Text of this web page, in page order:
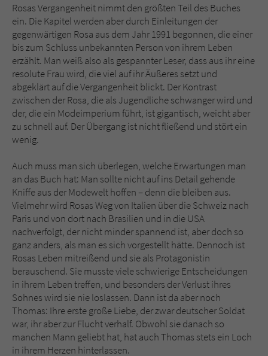
Rosas Vergangenheit nimmt den größten Teil des Buches
ein. Die Kapitel werden aber durch Einleitungen der
gegenwärtigen Rosa aus dem Jahr 1991 begonnen, die einer
bis zum Schluss unbekannten Person von ihrem Leben
erzählt. Man weiß also als gespannter Leser, dass aus ihr eine
resolute Frau wird, die viel auf ihr Äußeres setzt und
abgeklärt auf die Vergangenheit blickt. Der Kontrast
zwischen der Rosa, die als Jugendliche schwanger wird und
der, die ein Modeimperium führt, ist gigantisch, weicht aber
zu schnell auf. Der Übergang ist nicht fließend und stört ein
wenig.
Auch muss man sich überlegen, welche Erwartungen man
an das Buch hat: Man sollte nicht auf ins Detail gehende
Kniffe aus der Modewelt hoffen – denn die bleiben aus.
Vielmehr wird Rosas Weg von Italien über die Schweiz nach
Paris und von dort nach Brasilien und in die USA
nachverfolgt, der nicht minder spannend ist, aber doch so
ganz anders, als man es sich vorgestellt hätte. Dennoch ist
Rosas Leben mitreißend und sie als Protagonistin
berauschend. Sie musste viele schwierige Entscheidungen
in ihrem Leben treffen, und besonders der Verlust ihres
Sohnes wird sie nie loslassen. Dann ist da aber noch
Thomas: Ihre erste große Liebe, der zwar deutscher Soldat
war, ihr aber zur Flucht verhalf. Obwohl sie danach so
manchen Mann geliebt hat, hat auch Thomas stets ein Loch
in ihrem Herzen hinterlassen.